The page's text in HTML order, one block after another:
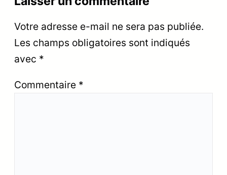
Votre adresse e-mail ne sera pas publiée.
Les champs obligatoires sont indiqués
avec *
Commentaire *